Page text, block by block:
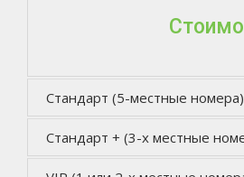
Стандарт (5-местные номера)
Стандарт + (3-х местные